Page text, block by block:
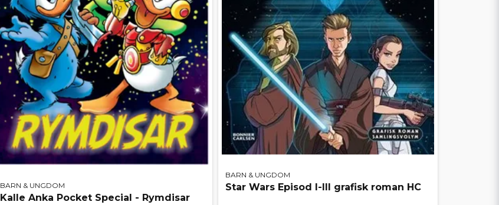
BARN & UNGDOM
Kalle Anka Pocket Special - Rymdisar
BARN & UNGDOM
Star Wars Episod I-III grafisk roman HC